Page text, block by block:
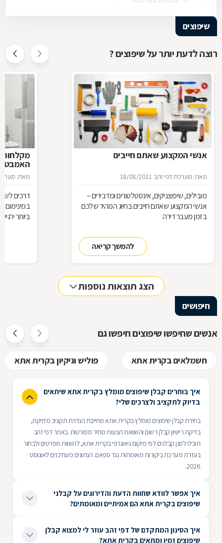
שיפוצים
רוצה לדעת יותר על שיפוצים ?
אנשי המקצוע שאתם חייבים
מאת: מערכת דפי זהב 18/08/2021
מובילים, שיפוצניקים, אינסטלטורים ומדבירים –
אנשי המקצוע שאתם חייבים בחיוג המהיר שלכם
בזמן מעבר דירה
להמשך קריאה
מקלחות
מאת:
דרכים
במינימום
ביותר
הצג תוצאות נוספות
חיפושים
אנשים שחיפשו שיפוצים חיפשו גם
חשמלאים בקרית אתא פוליש וניקיון בקרית אתא
איך בוחרים קבלן שיפוצים מומלץ בקרית אתא שיתאים
בדיוק לתקציב ולצרכים שלי?
בחירת קבלן שיפוצים מומלץ בקרית אתא מחייבת הגדרת תקציב מדויקת,
בדיקת רישיון קבלן רשום והשוואת הצעות מחיר מפורטות. באתר דפי זהב
תוכלו לסנן קבלנים לפי מיקום גיאוגרפי בקרית אתא, להשוות מפרטים ולבחור
בעזרת מערכת ביקורות מאומתות נגד ספאם. הנתונים מעודכנים לאוגוסט
2026.
איך אפשר לוודא שחוות הדעת והדירוגים על קבלני
שיפוצים בקרית אתא הם אמיתיים ומאומתים?
ביקורות מאומתות נגד ספאם המאשרת רק לקוחות אמיתיים. באתר דפי זהב
איך הסינון המתקדם של דפי זהב עוזר לי למצוא קבלן
שיפוצים זמין ומתאים בקרית אתא?